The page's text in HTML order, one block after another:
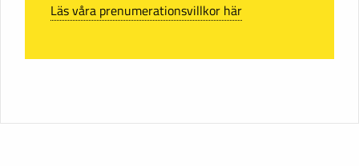
Läs våra prenumerationsvillkor här